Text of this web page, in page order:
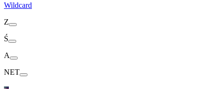
Wildcard
Z
Ś
A
NET